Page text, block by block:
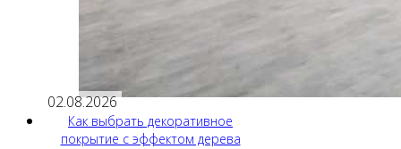
02.08.2026
Как выбрать декоративное
покрытие с эффектом дерева